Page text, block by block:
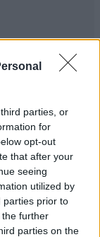
parties, or
for
opt-out
that after your
seeing
utilized by
parties prior to
further
parties on the